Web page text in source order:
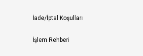
İade/İptal Koşulları
İşlem Rehberi